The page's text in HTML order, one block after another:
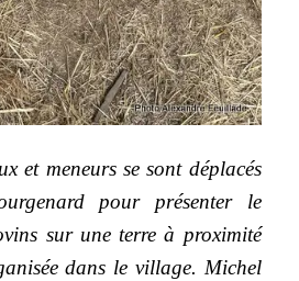
et meneurs se sont déplacés
pour présenter le
sur une terre à proximité
dans le village. Michel